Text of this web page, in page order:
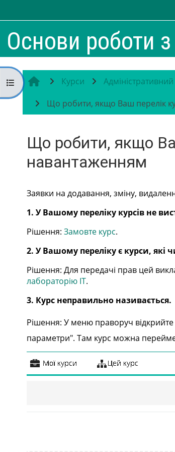
Основи роботи
Відкритий покажчик курсу
Курси Адміністративний
Що робити, якщо Ваш перелік
Що робити, якщо
навантаженням
Заявки на додавання, зміну,
1. У Вашому переліку курсів не
Рішення:Замовте курс.
2. У Вашому переліку є курси,
Рішення: Для передачі прав цей
лабораторію IT.
3. Курс неправильно називається.
Рішення: У меню праворуч
параметри". Там курс можна